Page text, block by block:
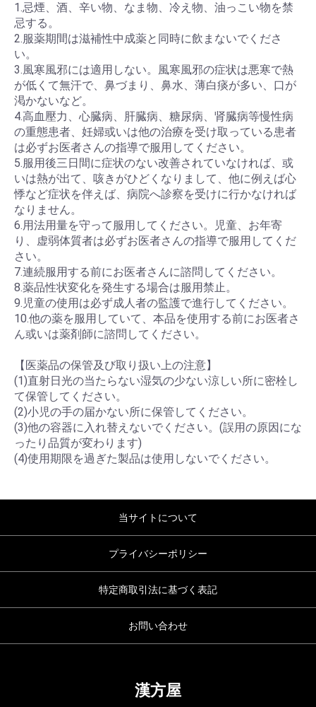
1.忌煙、酒、辛い物、なま物、冷え物、油っこい物を禁
忌する。
2.服薬期間は滋補性中成薬と同時に飲まないでくださ
い。
3.風寒風邪には適用しない。風寒風邪の症状は悪寒で熱
が低くて無汗で、鼻づまり、鼻水、薄白痰が多い、口が
渇かないなど。
4.高血壓力、心臓病、肝臓病、糖尿病、肾臓病等慢性病
の重態患者、妊婦或いは他の治療を受け取っている患者
は必ずお医者さんの指導で服用してください。
5.服用後三日間に症状のない改善されていなければ、或
いは熱が出て、咳きがひどくなりまして、他に例えば心
悸など症状を伴えば、病院へ診察を受けに行かなければ
なりません。
6.用法用量を守って服用してください。児童、お年寄
り、虚弱体質者は必ずお医者さんの指導で服用してくだ
さい。
7.連続服用する前にお医者さんに諮問してください。
8.薬品性状変化を発生する場合は服用禁止。
9.児童の使用は必ず成人者の監護で進行してください。
10.他の薬を服用していて、本品を使用する前にお医者さ
ん或いは薬剤師に諮問してください。
【医薬品の保管及び取り扱い上の注意】
(1)直射日光の当たらない湿気の少ない涼しい所に密栓し
て保管してください。
(2)小児の手の届かない所に保管してください。
(3)他の容器に入れ替えないでください。(誤用の原因にな
ったり品質が変わります)
(4)使用期限を過ぎた製品は使用しないでください。
当サイトについて
プライバシーポリシー
特定商取引法に基づく表記
お問い合わせ
漢方屋